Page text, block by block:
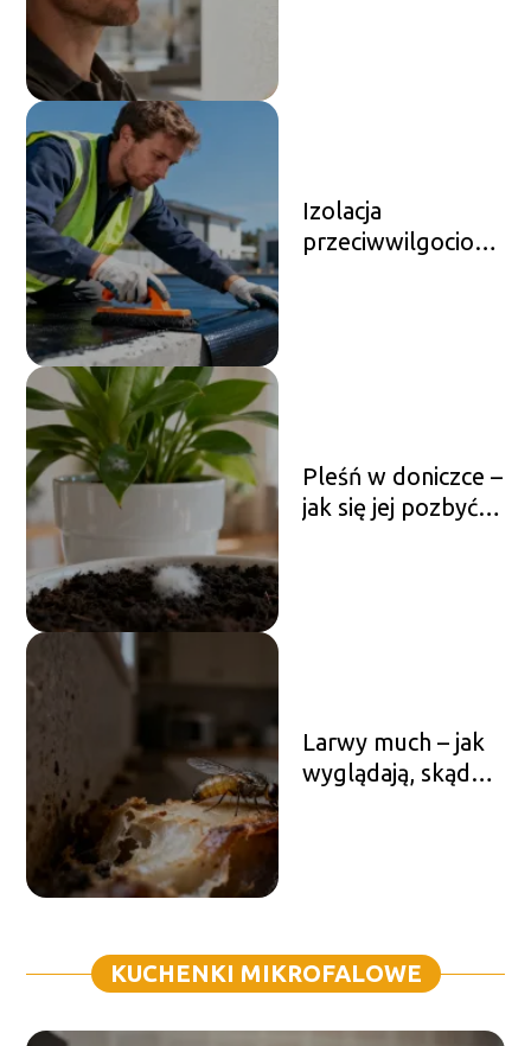
Izolacja
przeciwwilgociowa
Pleśń w doniczce –
jak się jej pozbyć i
Larwy much – jak
wyglądają, skąd
KUCHENKI MIKROFALOWE